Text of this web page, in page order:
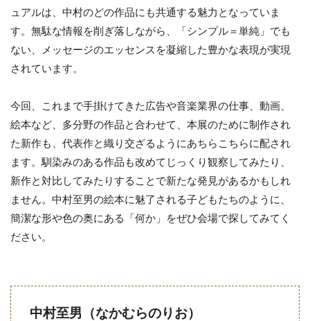
ュアルは、中村のどの作品にも共通する魅力となっていま
す。無駄な情報を削ぎ落しながら、「シンプル＝単純」でも
ない、メッセージのエッセンスを凝縮した豊かな表現が実現
されています。
今回、これまで手掛けてきた広告や音楽業界の仕事、動画、
絵本など、多分野の作品と合わせて、本展のために制作され
た新作も、代表作と織り交ざるようにあちらこちらに配され
ます。馴染みのある作品も改めてじっくり観察してみたり、
新作と対比してみたりすることで新たな発見があるかもしれ
ません。中村至男の絵本に魅了される子どもたちのように、
簡潔な形や色の奥にある「何か」をぜひ会場で探してみてく
ださい。
中村至男（なかむらのりお）